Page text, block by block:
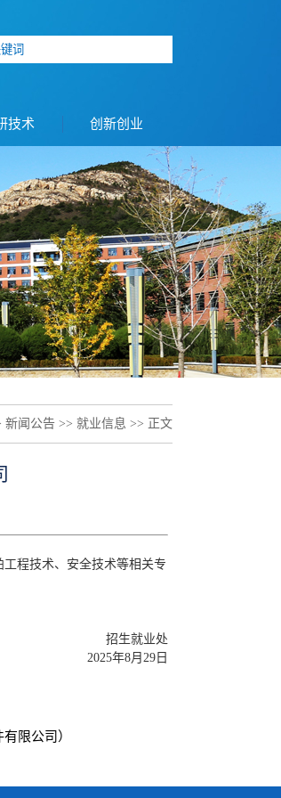
技术 创新创业
新闻公告 >> 就业信息 >> 正文
程技术、安全技术等相关专
招生就业处
2025年8月29日
限公司）